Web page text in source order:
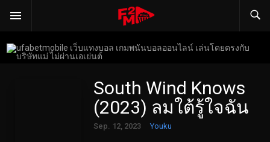
South Wind Knows
(2023) ลมใต้รู้ใจฉัน
Sep. 12, 2023 Youku